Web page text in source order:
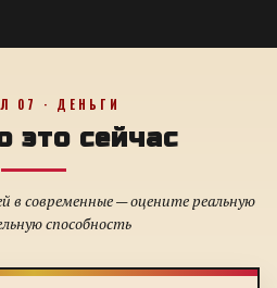
07 · ДЕНЬГИ
это сейчас
в современные — оцените реальную
способность